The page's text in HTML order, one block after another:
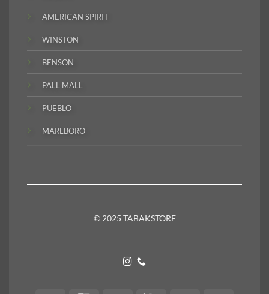
AMERICAN SPIRIT
WINSTON
BENSON
PALL MALL
PUEBLO
MARLBORO
© 2025 TABAKSTORE